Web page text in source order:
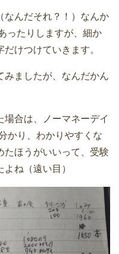
なんだそれ？！）なんか
ったりしますが、細か
けつけていきます。
みましたが、なんだかん
合は、ノーマネーデイ
かり、わかりやすくな
たほうがいいって、受験
ね（遠い目）